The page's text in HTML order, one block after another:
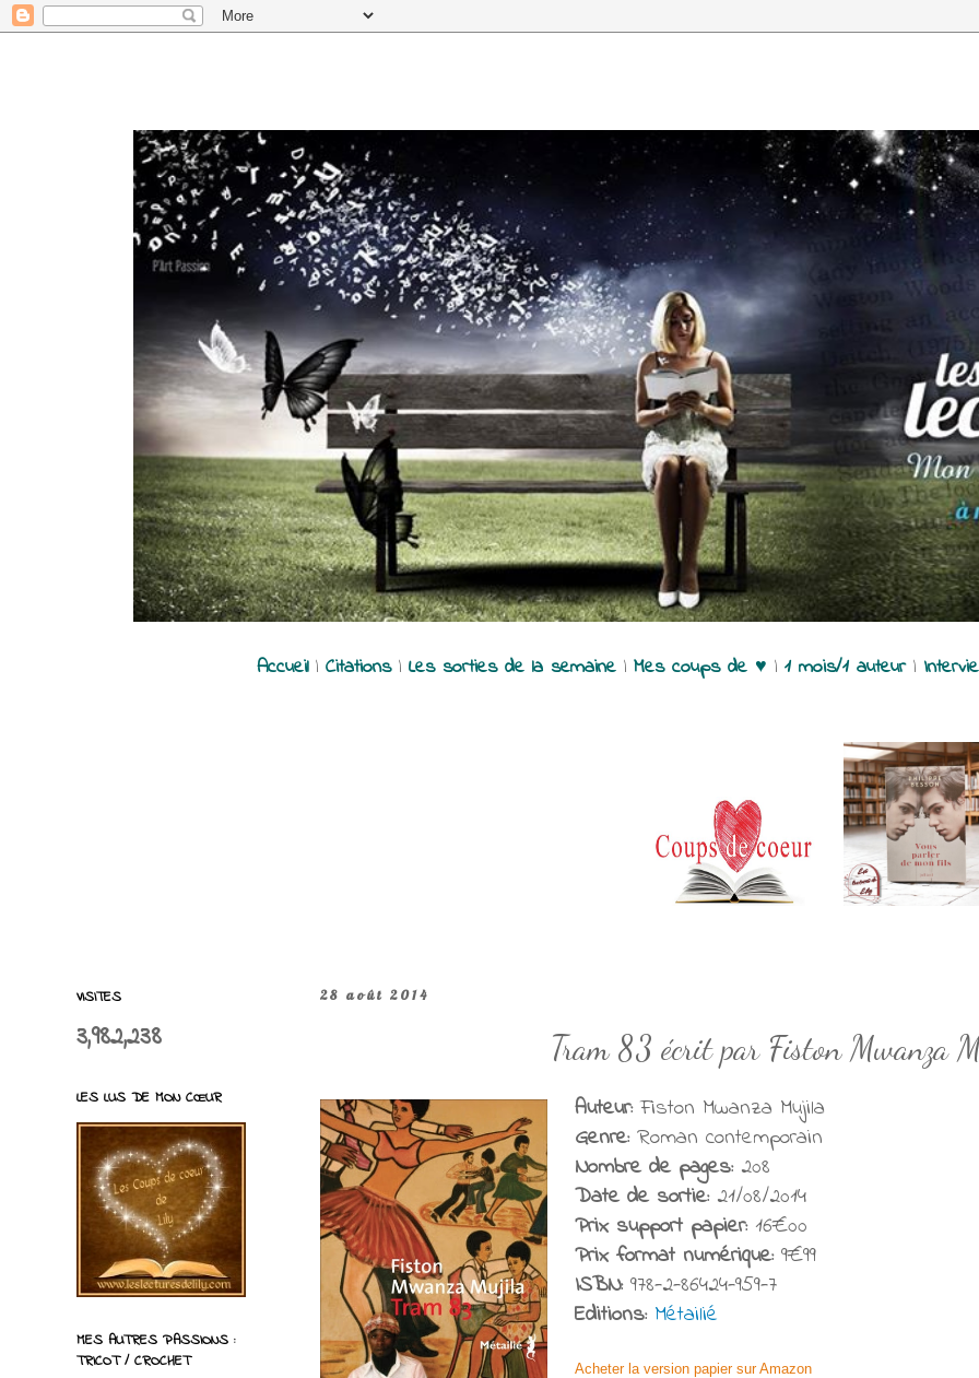
Accueil| Citations| Les sorties de la semaine| Mes coups de ♥ | 1 mois/1 auteur|
28 août 2014
Tram 83 écrit par Fiston Mwanza
Auteur:Fiston Mwanza Mujila
Genre:Roman contemporain
Nombre de pages: 208
Date de sortie:21/08/2014
Prix support papier:16€00
Prix format numérique: 9€99
ISBN: 978-2-86424-959-7
Editions: Métailié
Acheter la version papier sur Amazon
VISITES
3,982,238
LES LUS DE MON CŒUR
MES AUTRES PASSIONS :
TRICOT / CROCHET